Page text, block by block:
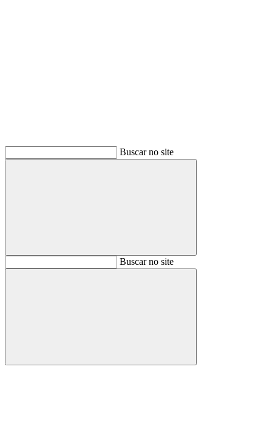
Buscar no site
BuscarBuscar no site
Buscar